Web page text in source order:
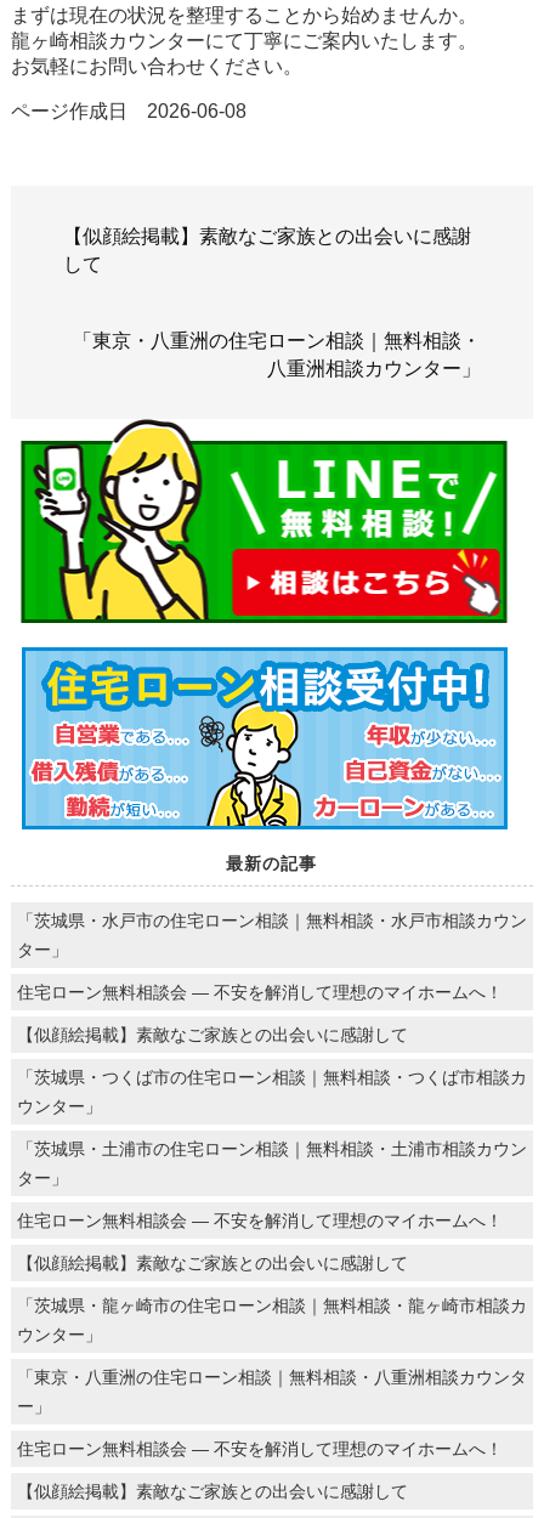
まずは現在の状況を整理することから始めませんか。
龍ヶ崎相談カウンターにて丁寧にご案内いたします。
お気軽にお問い合わせください。
ページ作成日 2026-06-08
【似顔絵掲載】素敵なご家族との出会いに感謝
して
「東京・八重洲の住宅ローン相談｜無料相談・
八重洲相談カウンター」
最新の記事
「茨城県・水戸市の住宅ローン相談｜無料相談・水戸市相談カウン
ター」
住宅ローン無料相談会 ― 不安を解消して理想のマイホームへ！
【似顔絵掲載】素敵なご家族との出会いに感謝して
「茨城県・つくば市の住宅ローン相談｜無料相談・つくば市相談カ
ウンター」
「茨城県・土浦市の住宅ローン相談｜無料相談・土浦市相談カウン
ター」
住宅ローン無料相談会 ― 不安を解消して理想のマイホームへ！
【似顔絵掲載】素敵なご家族との出会いに感謝して
「茨城県・龍ヶ崎市の住宅ローン相談｜無料相談・龍ヶ崎市相談カ
ウンター」
「東京・八重洲の住宅ローン相談｜無料相談・八重洲相談カウンタ
ー」
住宅ローン無料相談会 ― 不安を解消して理想のマイホームへ！
【似顔絵掲載】素敵なご家族との出会いに感謝して